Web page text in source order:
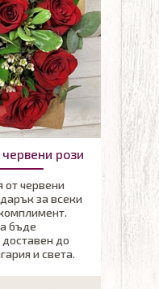
червени рози
червени
за всеки
бъде
доставен до
и света.